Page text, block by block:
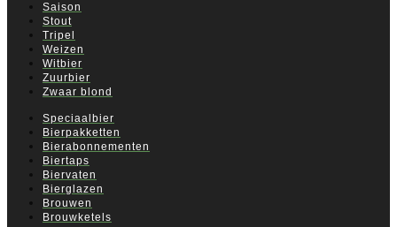
Saison
Stout
Tripel
Weizen
Witbier
Zuurbier
Zwaar blond
Speciaalbier
Bierpakketten
Bierabonnementen
Biertaps
Biervaten
Bierglazen
Brouwen
Brouwketels